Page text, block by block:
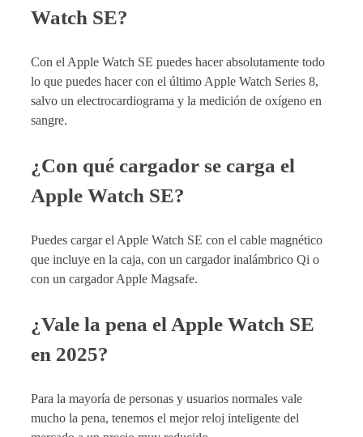
Watch SE?
Con el Apple Watch SE puedes hacer absolutamente todo
lo que puedes hacer con el último Apple Watch Series 8,
salvo un electrocardiograma y la medición de oxígeno en
sangre.
¿Con qué cargador se carga el
Apple Watch SE?
Puedes cargar el Apple Watch SE con el cable magnético
que incluye en la caja, con un cargador inalámbrico Qi o
con un cargador Apple Magsafe.
¿Vale la pena el Apple Watch SE
en 2025?
Para la mayoría de personas y usuarios normales vale
mucho la pena, tenemos el mejor reloj inteligente del